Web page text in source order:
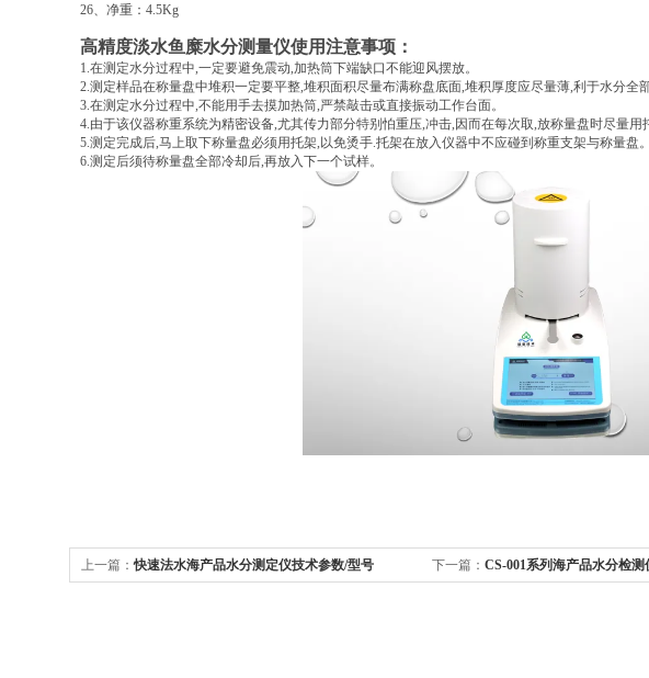
26、净重： 4.5Kg
高精度淡水鱼糜水分测量仪使用注意事项：
1.在测定水分过程中,一定要避免震动,加热筒下端缺口不能迎风摆放。
2.测定样品在称量盘中堆积一定要平整,堆积面积尽量布满称盘底面,堆积厚度应尽量薄,利于水分全
3.在测定水分过程中,不能用手去摸加热筒,严禁敲击或直接振动工作台面。
4.由于该仪器称重系统为精密设备,尤其传力部分特别怕重压,冲击, 因而在每次取,放称量盘时尽量用
5.测定完成后,马上取下称量盘必须用托架, 以免烫手.托架在放入仪器中不应碰到称重支架与称量盘。
6.测定后须待称量盘全部冷却后,再放入下一个试样。
上一篇：快速法水海产品水分测定仪技术参数/型号 下一篇： CS-001系列海产品水分检